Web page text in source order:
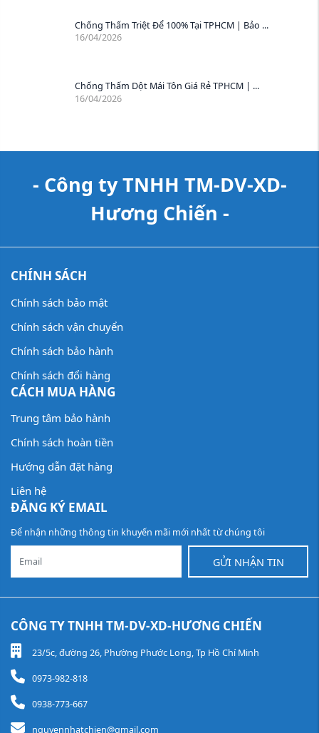
Chống Thấm Triệt Để 100% Tại TPHCM | Bảo ...
16/04/2026
Chống Thấm Dột Mái Tôn Giá Rẻ TPHCM | ...
16/04/2026
- Công ty TNHH TM-DV-XD-
Hương Chiến -
CHÍNH SÁCH
Chính sách bảo mật
Chính sách vận chuyển
Chính sách bảo hành
Chính sách đổi hàng
CÁCH MUA HÀNG
Trung tâm bảo hành
Chính sách hoàn tiền
Hướng dẫn đặt hàng
Liên hệ
ĐĂNG KÝ EMAIL
Để nhận những thông tin khuyến mãi mới nhất từ chúng tôi
GỬI NHẬN TIN
CÔNG TY TNHH TM-DV-XD-HƯƠNG CHIẾN
23/5c, đường 26, Phường Phước Long, Tp Hồ Chí Minh
0973-982-818
0938-773-667
nguyennhatchien@gmail.com